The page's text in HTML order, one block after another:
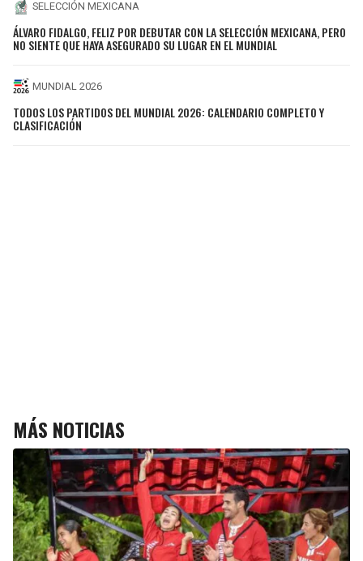
SELECCIÓN MEXICANA
ÁLVARO FIDALGO, FELIZ POR DEBUTAR CON LA SELECCIÓN MEXICANA, PERO
NO SIENTE QUE HAYA ASEGURADO SU LUGAR EN EL MUNDIAL
MUNDIAL 2026
TODOS LOS PARTIDOS DEL MUNDIAL 2026: CALENDARIO COMPLETO Y
CLASIFICACIÓN
MÁS NOTICIAS